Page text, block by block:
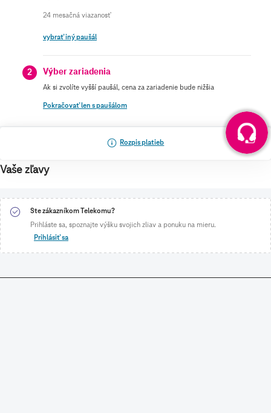
vybrať iný paušál
2 Výber zariadenia
Ak si zvolíte vyšší paušál, cena za zariadenie bude nižšia
Pokračovať len s paušálom
Rozpis platieb
Vaše zľavy
Ste zákazníkom Telekomu?
Prihláste sa, spoznajte výšku svojich zliav a ponuku na mieru.
Prihlásiť sa